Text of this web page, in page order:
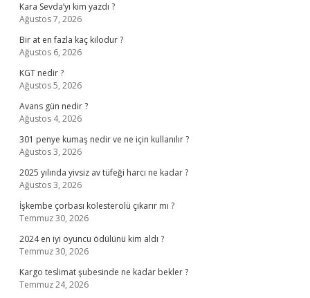
Kara Sevda’yı kim yazdı ?
Ağustos 7, 2026
Bir at en fazla kaç kilodur ?
Ağustos 6, 2026
KGT nedir ?
Ağustos 5, 2026
Avans gün nedir ?
Ağustos 4, 2026
301 penye kumaş nedir ve ne için kullanılır ?
Ağustos 3, 2026
2025 yılında yivsiz av tüfeği harcı ne kadar ?
Ağustos 3, 2026
İşkembe çorbası kolesterolü çıkarır mı ?
Temmuz 30, 2026
2024 en iyi oyuncu ödülünü kim aldı ?
Temmuz 30, 2026
Kargo teslimat şubesinde ne kadar bekler ?
Temmuz 24, 2026